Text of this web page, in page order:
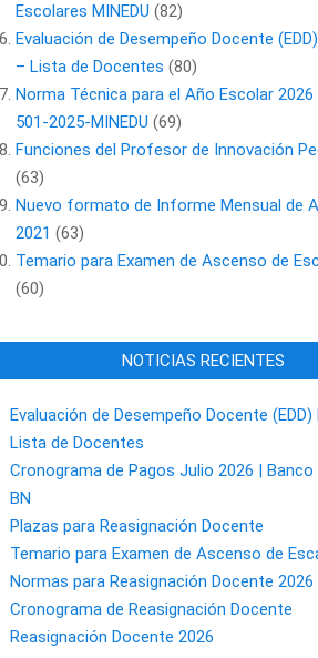
Escolares MINEDU (82)
Evaluación de Desempeño Docente
– Lista de Docentes (80)
Norma Técnica para el Año Escolar 2026
501-2025-MINEDU (69)
Funciones del Profesor de Innovación
(63)
Nuevo formato de Informe Mensual de
2021 (63)
Temario para Examen de Ascenso de
(60)
NOTICIAS RECIENTES
Evaluación de Desempeño Docente (EDD)
Lista de Docentes
Cronograma de Pagos Julio 2026 | Banco
BN
Plazas para Reasignación Docente
Temario para Examen de Ascenso de
Normas para Reasignación Docente 2026
Cronograma de Reasignación Docente
Reasignación Docente 2026